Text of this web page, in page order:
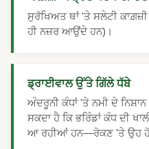
ਸੁਰੱਖਿਅਤ ਥਾਂ 'ਤੇ ਸਲੇਟੀ
ਹੀ ਨਜ਼ਰ ਆਉਂਦੇ ਹਨ)।
ਡ੍ਰਾਈਵਾਲ ਉੱਤੇ ਗਿੱਲੇ ਧੱਬੇ
ਅੰਦਰੂਨੀ ਕੰਧਾਂ 'ਤੇ ਨਮੀ ਦੇ ਨਿਸ਼ਾਨ
ਸਕਦਾ ਹੈ ਕਿ ਭਰਿੰਡਾਂ ਕੰਧ ਦੀ
ਆ ਰਹੀਆਂ ਹਨ—ਰੋਕਣ 'ਤੇ ਉਹ